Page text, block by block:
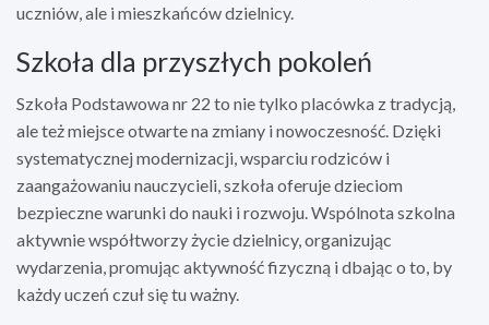
uczniów, ale i mieszkańców dzielnicy.
Szkoła dla przyszłych pokoleń
Szkoła Podstawowa nr 22 to nie tylko placówka z tradycją,
ale też miejsce otwarte na zmiany i nowoczesność. Dzięki
systematycznej modernizacji, wsparciu rodziców i
zaangażowaniu nauczycieli, szkoła oferuje dzieciom
bezpieczne warunki do nauki i rozwoju. Wspólnota szkolna
aktywnie współtworzy życie dzielnicy, organizując
wydarzenia, promując aktywność fizyczną i dbając o to, by
każdy uczeń czuł się tu ważny.